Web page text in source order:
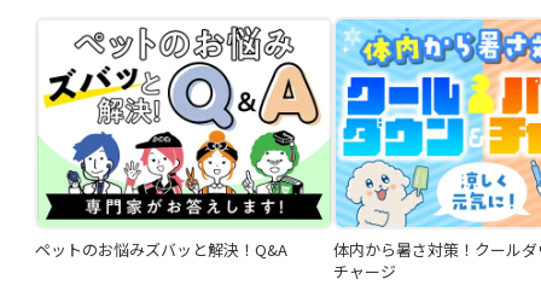
ペットのお悩みズバッと解決！Q&A
体内から暑さ対策！クール
チャージ